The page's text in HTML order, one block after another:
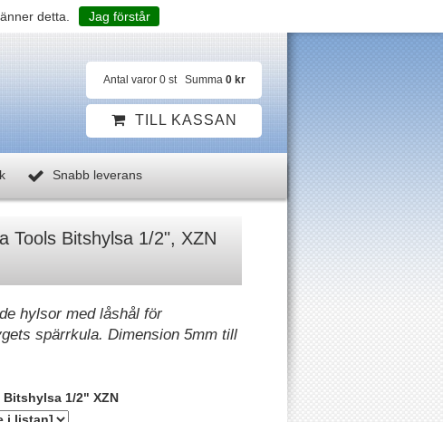
detta. Jag förstår
Antal varor 0 st Summa 0 kr
TILL KASSAN
Snabb leverans
Tools Bitshylsa 1/2", XZN
hylsor med låshål för
spärrkula. Dimension 5mm till
Bitshylsa 1/2" XZN